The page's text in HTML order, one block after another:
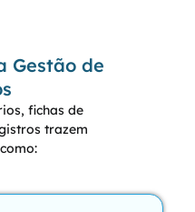
Gestão de
fichas de
trazem